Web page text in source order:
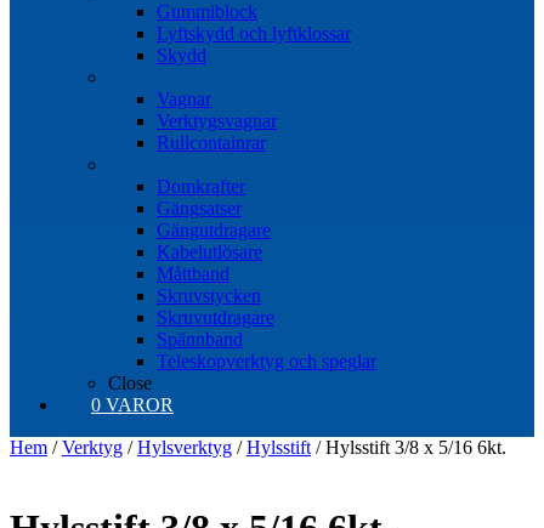
Gummiblock
Lyftskydd och lyftklossar
Skydd
Vagnar
Verktygsvagnar
Rullcontainrar
Domkrafter
Gängsatser
Gängutdragare
Kabelutlösare
Måttband
Skruvstycken
Skruvutdragare
Spännband
Teleskopverktyg och speglar
Close
0 VAROR
Hem /Verktyg /Hylsverktyg /Hylsstift / Hylsstift 3/8 x 5/16 6kt.